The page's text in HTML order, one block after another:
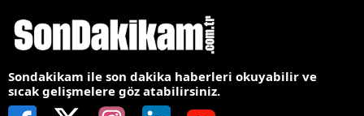
Sondakikam ile son dakika haberleri okuyabilir ve
sıcak gelişmelere göz atabilirsiniz.